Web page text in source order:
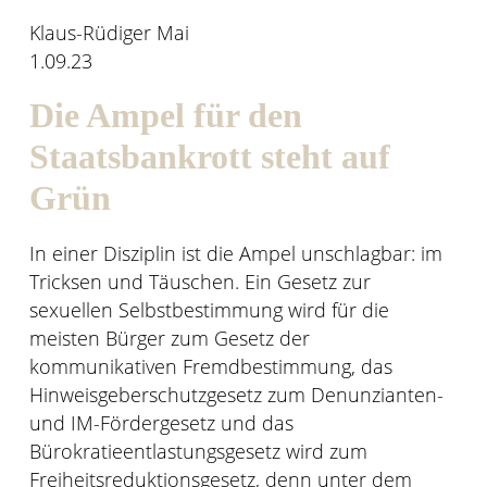
Klaus-Rüdiger Mai
1.09.23
Die Ampel für den
Staatsbankrott steht auf
Grün
In einer Disziplin ist die Ampel unschlagbar: im
Tricksen und Täuschen. Ein Gesetz zur
sexuellen Selbstbestimmung wird für die
meisten Bürger zum Gesetz der
kommunikativen Fremdbestimmung, das
Hinweisgeberschutzgesetz zum Denunzianten-
und IM-Fördergesetz und das
Bürokratieentlastungsgesetz wird zum
Freiheitsreduktionsgesetz, denn unter dem